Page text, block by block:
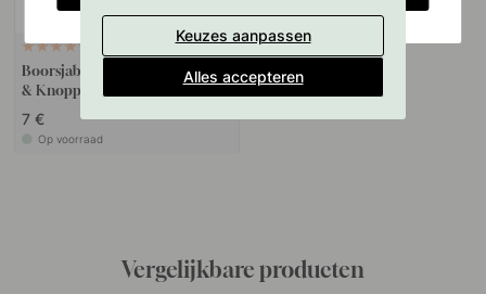
Boorsjabloon voor handgrepen
& Knoppen
7 €
Op voorraad
Vergelijkbare producten
Keuzes aanpassen
Alles accepteren